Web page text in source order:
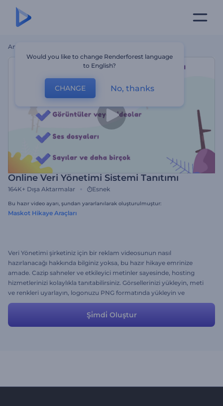
Ana Sayfa
Online Veri Yönetimi Sistemi Tanıtımı
164K+ Dışa Aktarmalar Esnek
Bu hazır video ayarı, şundan yararlanılarak oluşturulmuştur:
Maskot Hikaye Araçları
Veri Yönetimi şirketiniz için bir reklam videosunun nasıl
hazırlanacağı hakkında bilginiz yoksa, bu hazır hikaye emrinize
amade. Cazip sahneler ve etkileyici metinler sayesinde, hosting
hizmetlerinizi kolaylıkla tanıtabilirsiniz. Görsellerinizi yükleyin, meti
ve renkleri uyarlayın, logonuzu PNG formatında yükleyin ve
videonuz hazır!
Şi̇mdi̇ Oluştur
Would you like to change Renderforest language
to English?
CHANGE No, thanks